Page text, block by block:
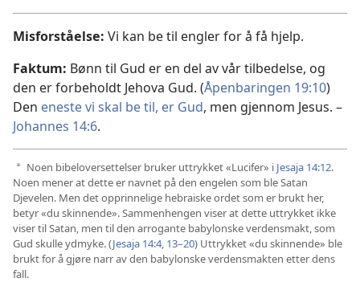
Misforståelse: Vi kan be til engler for å få hjelp.
Faktum: Bønn til Gud er en del av vår tilbedelse, og
den er forbeholdt Jehova Gud. (Åpenbaringen 19:10)
Den eneste vi skal be til, er Gud, men gjennom Jesus. –
Johannes 14:6.
a Noen bibeloversettelser bruker uttrykket «Lucifer» i Jesaja 14:12.
Noen mener at dette er navnet på den engelen som ble Satan
Djevelen. Men det opprinnelige hebraiske ordet som er brukt her,
betyr «du skinnende». Sammenhengen viser at dette uttrykket ikke
viser til Satan, men til den arrogante babylonske verdensmakt, som
Gud skulle ydmyke. (Jesaja 14:4, 13–20) Uttrykket «du skinnende» ble
brukt for å gjøre narr av den babylonske verdensmakten etter dens
fall.